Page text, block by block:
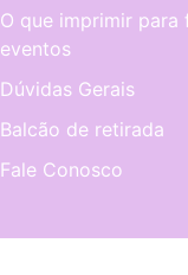
O que imprimir para
eventos
Dúvidas Gerais
Balcão de retirada
Fale Conosco